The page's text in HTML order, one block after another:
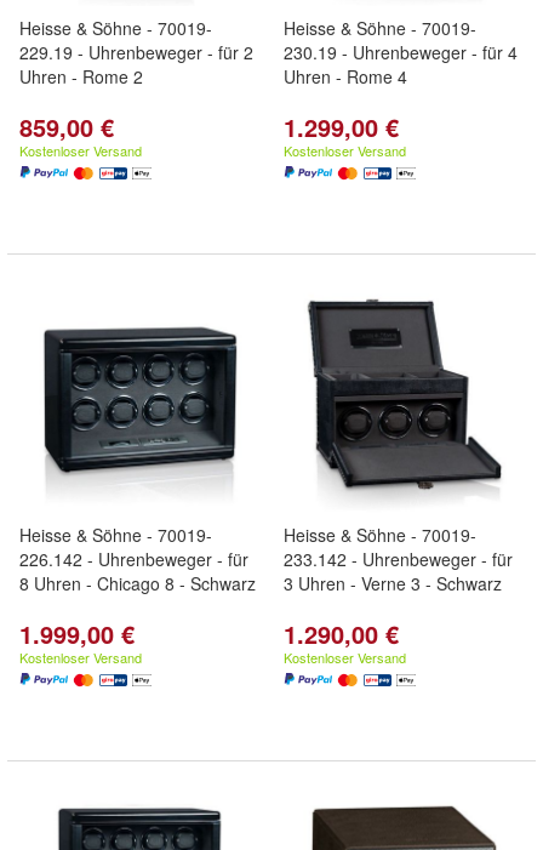
Heisse & Söhne - 70019-
229.19 - Uhrenbeweger - für 2
Uhren - Rome 2
859,00 €
Kostenloser Versand
Heisse & Söhne - 70019-
230.19 - Uhrenbeweger - für 4
Uhren - Rome 4
1.299,00 €
Kostenloser Versand
Heisse & Söhne - 70019-
226.142 - Uhrenbeweger - für
8 Uhren - Chicago 8 - Schwarz
1.999,00 €
Kostenloser Versand
Heisse & Söhne - 70019-
233.142 - Uhrenbeweger - für
3 Uhren - Verne 3 - Schwarz
1.290,00 €
Kostenloser Versand